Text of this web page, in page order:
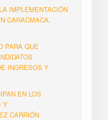
IMPLEMENTACIÓN
CARACMACA,
PARA QUE
INGRESOS Y
EN LOS
Y
CARRIÓN